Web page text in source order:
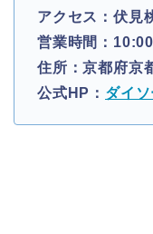
アクセス：伏見
営業時間：
住所：京都府京
公式HP： ダイ